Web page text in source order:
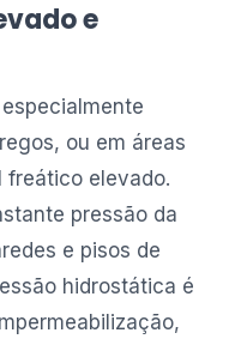
e
ou em áreas
freático elevado.
pressão da
e pisos de
hidrostática é